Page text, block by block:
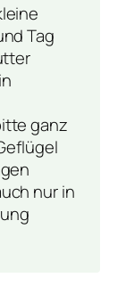
Tag
ganz
nur in